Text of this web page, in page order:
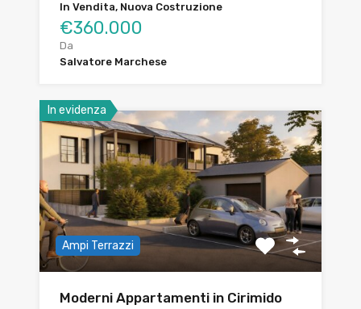
In Vendita, Nuova Costruzione
€360.000
Da
Salvatore Marchese
In evidenza
Ampi Terrazzi
Moderni Appartamenti in Cirimido